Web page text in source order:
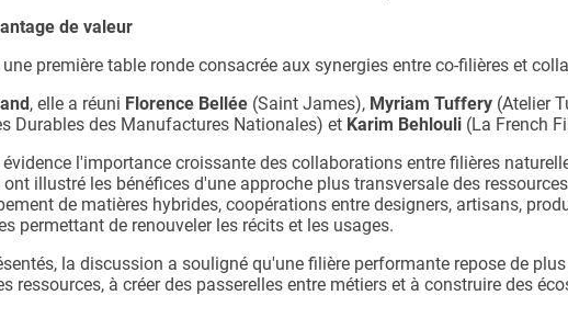
de valeur
première table ronde consacrée aux synergies entre co-filières et
, elle a réuni Florence Bellée (Saint James), Myriam Tuffery (Atelier
Durables des Manufactures Nationales) et Karim Behlouli (La French
l'importance croissante des collaborations entre filières
illustré les bénéfices d'une approche plus transversale des
de matières hybrides, coopérations entre designers, artisans,
permettant de renouveler les récits et les usages.
la discussion a souligné qu'une filière performante repose de
ressources, à créer des passerelles entre métiers et à construire des